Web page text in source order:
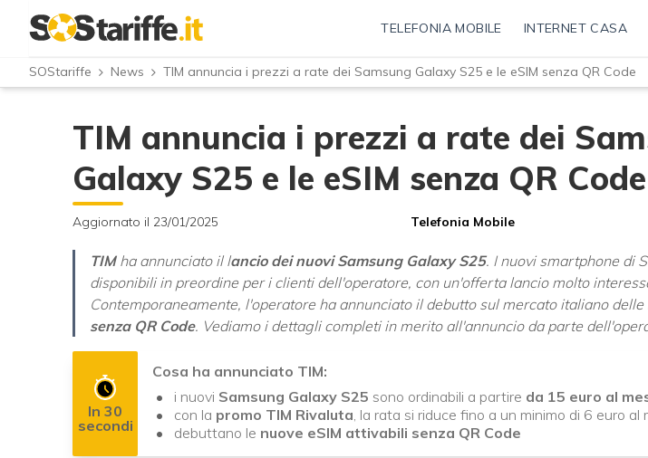
TELEFONIA MOBILE INTERNET CASA
SOStariffe News TIM annuncia i prezzi a rate dei Samsung Galaxy S25 e le eSIM senza QR Code
TIM annuncia i prezzi a rate dei
Galaxy S25 e le eSIM senza QR Code
Aggiornato il 23/01/2025 Telefonia Mobile
TIMha annunciato il lancio dei nuovi Samsung Galaxy S25. I nuovi smartphone di
disponibili in preordine per i clienti dell'operatore, con un'offerta lancio molto
Contemporaneamente, l'operatore ha annunciato il debutto sul mercato italiano delle
senza QR Code. Vediamo i dettagli completi in merito all'annuncio da parte
In 30
secondi
Cosa ha annunciato TIM:
i nuovi Samsung Galaxy S25 sono ordinabili a partire da 15 euro al
con la promo TIM Rivaluta, la rata si riduce fino a un minimo di 6 euro al
debuttano le nuove eSIM attivabili senza QR Code